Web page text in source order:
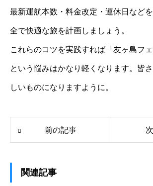
最新運航本数・料金改定・運休日など
全で快適な旅を計画しましょう。
これらのコツを実践すれば「友ヶ島フェ
という悩みはかなり軽くなります。皆
しいものになりますように。
前の記事
関連記事